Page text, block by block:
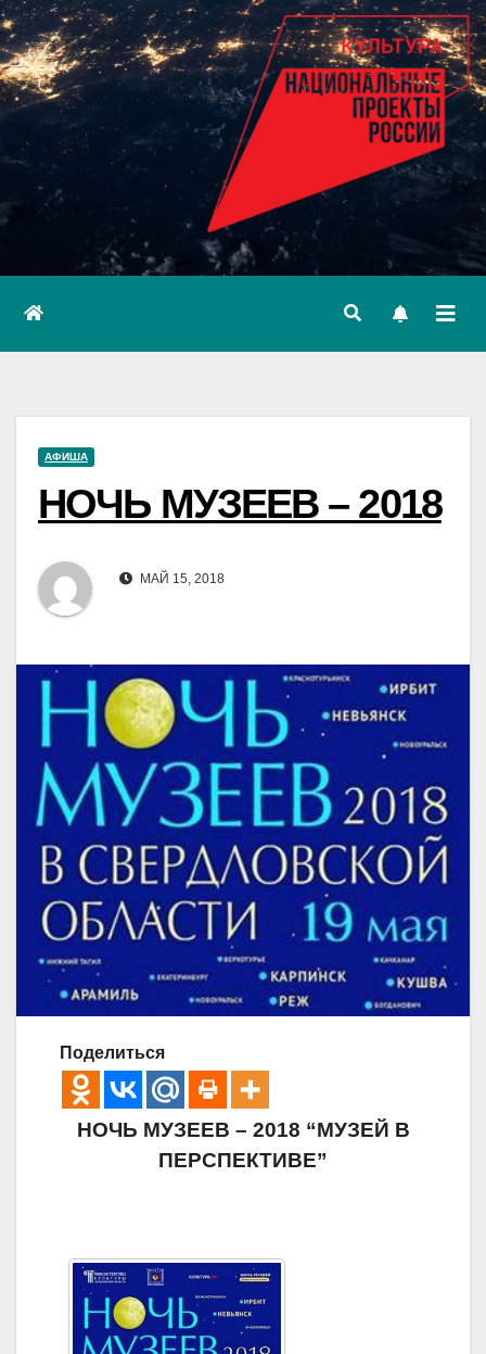
АФИША
НОЧЬ МУЗЕЕВ – 2018
МАЙ 15, 2018
Поделиться
НОЧЬ МУЗЕЕВ – 2018 “МУЗЕЙ В
ПЕРСПЕКТИВЕ”